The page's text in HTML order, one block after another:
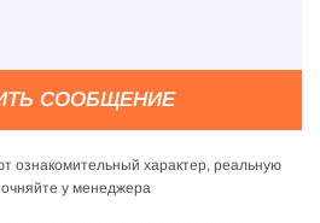
СООБЩЕНИЕ
ознакомительный характер, реальную
у менеджера